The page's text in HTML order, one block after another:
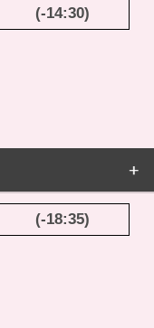
(-14:30)
(-18:35)